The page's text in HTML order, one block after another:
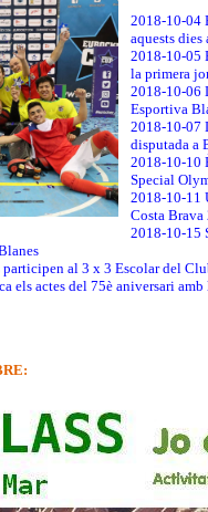
2018-10-04
aquests
2018-10-05
la primera
2018-10-06
Esportiva
2018-10-07
disputada a
2018-10-10
Special
2018-10-11
Costa Brava
2018-10-15
al 3 x 3 Escolar del
els actes del 75è aniversari amb